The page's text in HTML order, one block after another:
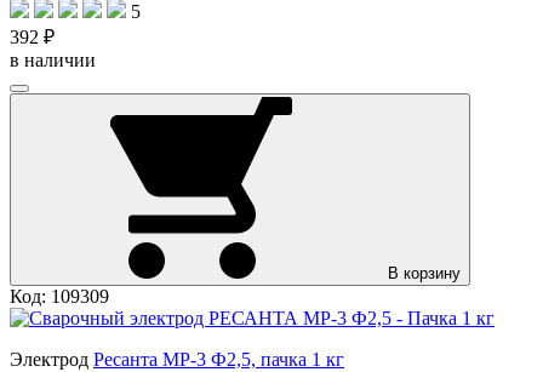
5
392 ₽
в наличии
В корзину
Код: 109309
Электрод Ресанта МР-3 Ф2,5, пачка 1 кг